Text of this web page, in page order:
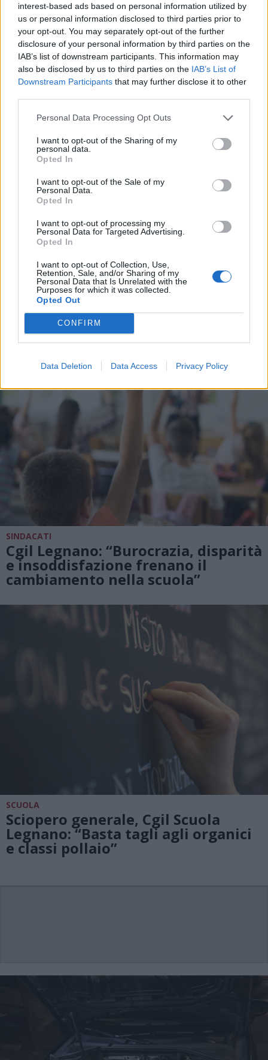
interest-based ads based on personal information utilized by
us or personal information disclosed to third parties prior to
your opt-out. You may separately opt-out of the further
disclosure of your personal information by third parties on the
IAB’s list of downstream participants. This information may
also be disclosed by us to third parties on the IAB’s List of
Downstream Participants that may further disclose it to other
Personal Data Processing Opt Outs
I want to opt-out of the Sharing of my
personal data.
Opted In
I want to opt-out of the Sale of my
Personal Data.
Opted In
I want to opt-out of processing my
Personal Data for Targeted Advertising.
Opted In
I want to opt-out of Collection, Use,
Retention, Sale, and/or Sharing of my
Personal Data that Is Unrelated with the
Purposes for which it was collected.
Opted Out
CONFIRM
Data Deletion Data Access Privacy Policy
SCUOLA
Iscrizioni nelle scuole: la situazione
a Legnano
SCUOLA
Sindacati sul mondo della scuola:
“Continue penalizzazioni, ritardi
nei contratti e tagli al personale”
SINDACATI
Cgil Legnano: “Burocrazia, disparità
e insoddisfazione frenano il
cambiamento nella scuola”
SCUOLA
Sciopero generale, Cgil Scuola
Legnano: “Basta tagli agli organici
e classi pollaio”